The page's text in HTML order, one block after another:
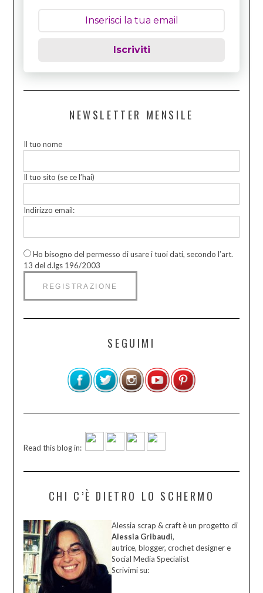
Iscriviti
NEWSLETTER MENSILE
Il tuo nome
Il tuo sito (se ce l’hai)
Indirizzo email:
Ho bisogno del permesso di usare i tuoi dati, secondo l’art.
13 del d.lgs 196/2003
SEGUIMI
Read this blog in:
CHI C’È DIETRO LO SCHERMO
Alessia scrap & craft è un progetto di
Alessia Gribaudi,
autrice, blogger, crochet designer e
Social Media Specialist
Scrivimi su: